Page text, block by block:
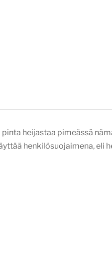
heijastaa pimeässä
henkilösuojaimena, eli